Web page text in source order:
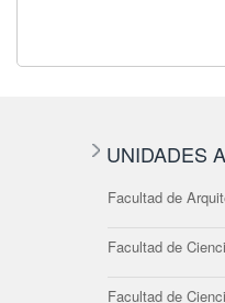
UNIDADES
Facultad de
Facultad de
Facultad de